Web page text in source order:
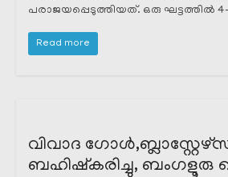
പരാജയപ്പെടുത്തിയത്. ഒരു ഘട്ടത്തിൽ
Read more
വിവാദ
ബഹിഷ്കരിച്ചു, ബംഗളൂരു